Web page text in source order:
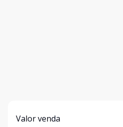
Valor venda